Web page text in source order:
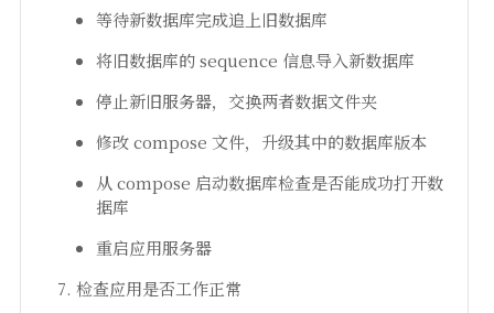
等待新数据库完成追上旧数据库
将旧数据库的 sequence 信息导入新数据库
停止新旧服务器，交换两者数据文件夹
修改 compose 文件，升级其中的数据库版本
从 compose 启动数据库检查是否能成功打开数
据库
重启应用服务器
检查应用是否工作正常